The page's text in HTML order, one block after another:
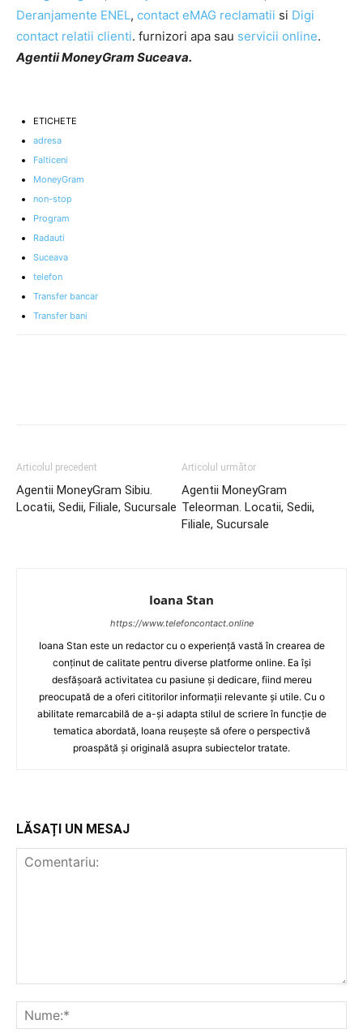
Deranjamente ENEL, contact eMAG reclamatii si Digi
contact relatii clienti. furnizori apa sau servicii online.
Agentii MoneyGram Suceava.
ETICHETE
adresa
Falticeni
MoneyGram
non-stop
Program
Radauti
Suceava
telefon
Transfer bancar
Transfer bani
Articolul precedent
Agentii MoneyGram Sibiu.
Locatii, Sedii, Filiale, Sucursale
Articolul următor
Agentii MoneyGram
Teleorman. Locatii, Sedii,
Filiale, Sucursale
Ioana Stan
https://www.telefoncontact.online
Ioana Stan este un redactor cu o experiență vastă în crearea de
conținut de calitate pentru diverse platforme online. Ea își
desfășoară activitatea cu pasiune și dedicare, fiind mereu
preocupată de a oferi cititorilor informații relevante și utile. Cu o
abilitate remarcabilă de a-și adapta stilul de scriere în funcție de
tematica abordată, Ioana reușește să ofere o perspectivă
proaspătă și originală asupra subiectelor tratate.
LĂSAȚI UN MESAJ